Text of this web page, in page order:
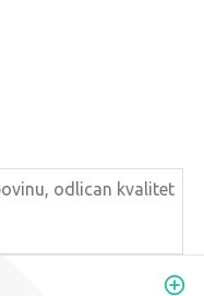
odlican kvalitet